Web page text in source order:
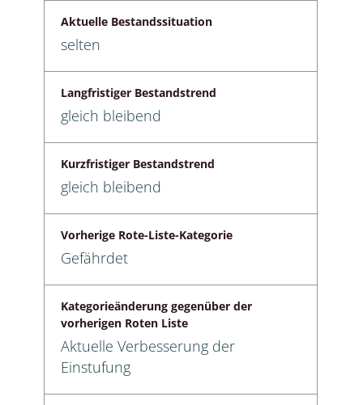
Aktuelle Bestandssituation
selten
Langfristiger Bestandstrend
gleich bleibend
Kurzfristiger Bestandstrend
gleich bleibend
Vorherige Rote-Liste-Kategorie
Gefährdet
Kategorieänderung gegenüber der
vorherigen Roten Liste
Aktuelle Verbesserung der
Einstufung